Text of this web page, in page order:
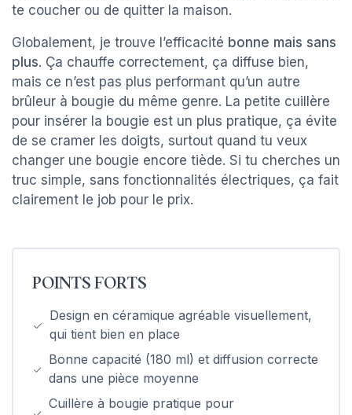
te coucher ou de quitter la maison.
Globalement, je trouve l’efficacité bonne mais sans
plus. Ça chauffe correctement, ça diffuse bien,
mais ce n’est pas plus performant qu’un autre
brûleur à bougie du même genre. La petite cuillère
pour insérer la bougie est un plus pratique, ça évite
de se cramer les doigts, surtout quand tu veux
changer une bougie encore tiède. Si tu cherches un
truc simple, sans fonctionnalités électriques, ça fait
clairement le job pour le prix.
POINTS FORTS
Design en céramique agréable visuellement,
qui tient bien en place
Bonne capacité (180 ml) et diffusion correcte
dans une pièce moyenne
Cuillère à bougie pratique pour